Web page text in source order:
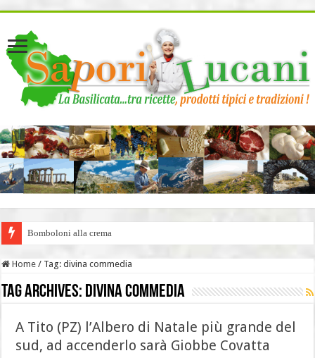
Bomboloni alla crema
Home / Tag:divina commedia
Tag Archives: divina commedia
A Tito (PZ) l’Albero di Natale più grande del
sud, ad accenderlo sarà Giobbe Covatta